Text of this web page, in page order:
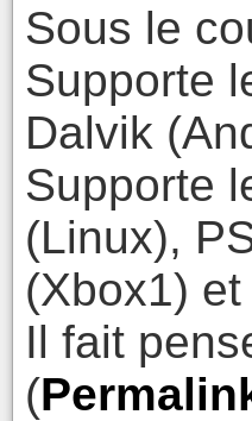
Sous le
Supporte
Dalvik
Supporte
(Linux),
(Xbox1)
Il fait
(